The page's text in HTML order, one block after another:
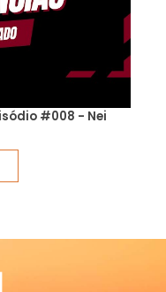
#008 - Nei